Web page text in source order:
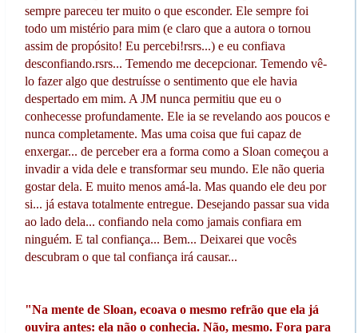
sempre pareceu ter muito o que esconder. Ele sempre foi
todo um mistério para mim (e claro que a autora o tornou
assim de propósito! Eu percebi!rsrs...) e eu confiava
desconfiando.rsrs... Temendo me decepcionar. Temendo vê-
lo fazer algo que destruísse o sentimento que ele havia
despertado em mim. A JM nunca permitiu que eu o
conhecesse profundamente. Ele ia se revelando aos poucos e
nunca completamente. Mas uma coisa que fui capaz de
enxergar... de perceber era a forma como a Sloan começou a
invadir a vida dele e transformar seu mundo. Ele não queria
gostar dela. E muito menos amá-la. Mas quando ele deu por
si... já estava totalmente entregue. Desejando passar sua vida
ao lado dela... confiando nela como jamais confiara em
ninguém. E tal confiança... Bem... Deixarei que vocês
descubram o que tal confiança irá causar...
"Na mente de Sloan, ecoava o mesmo refrão que ela já
ouvira antes: ela não o conhecia. Não, mesmo. Fora para